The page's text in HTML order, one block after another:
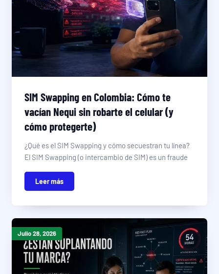
SIM Swapping en Colombia: Cómo te
vacían Nequi sin robarte el celular (y
cómo protegerte)
¿Qué es el SIM Swapping y cómo secuestran tu línea?
El SIM Swapping (o intercambio de SIM) es un fraude
Leer más
Julio 28, 2026